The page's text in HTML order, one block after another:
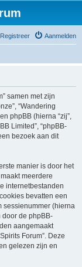
Aanmelden
Registreer
samen met zijn
“Wandering
phpBB (hierna “zij”,
Limited”, “phpBB-
bezoek aan dit
manier is door het
meerdere
internetbestanden
bevatten een
sessienummer (hierna
door de phpBB-
aangemaakt
Forum”. Deze
gelezen zijn en